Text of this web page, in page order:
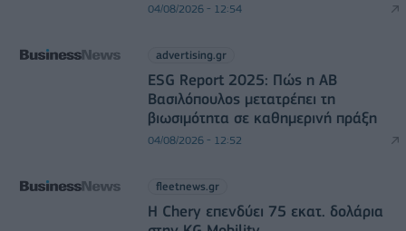
04/08/2026 - 12:54
advertising.gr
ESG Report 2025: Πώς η ΑΒ
Βασιλόπουλος μετατρέπει τη
βιωσιμότητα σε καθημερινή πράξη
04/08/2026 - 12:52
fleetnews.gr
Η Chery επενδύει 75 εκατ. δολάρια